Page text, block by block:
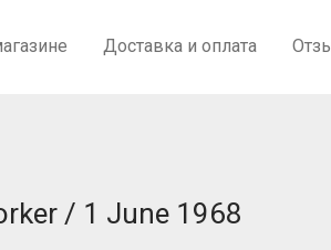
Доставка и оплата
/ 1 June 1968